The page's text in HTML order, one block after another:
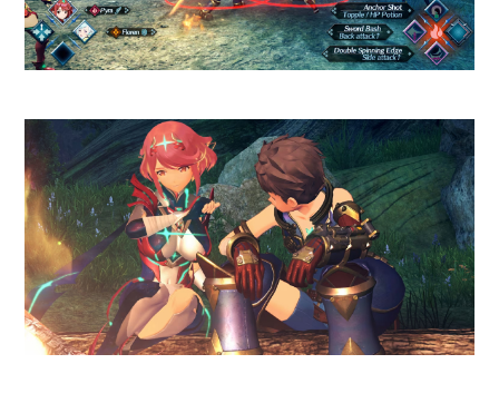
Sin duda alguna, Yoshi and the
Mysterious Book es un título
hecho para los fanáticos de